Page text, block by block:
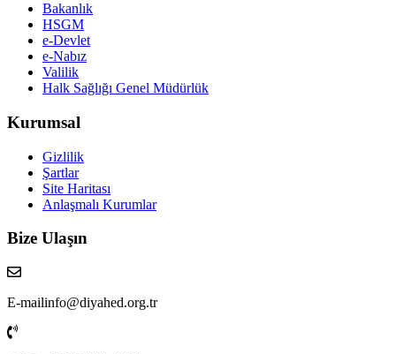
Bakanlık
HSGM
e-Devlet
e-Nabız
Valilik
Halk Sağlığı Genel Müdürlük
Kurumsal
Gizlilik
Şartlar
Site Haritası
Anlaşmalı Kurumlar
Bize Ulaşın
E-mailinfo@diyahed.org.tr